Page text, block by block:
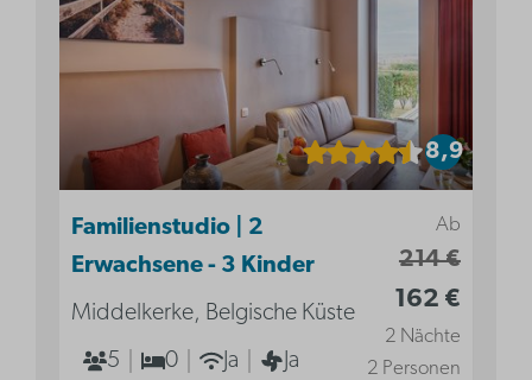
8,9
Ab
214 €
162 €
2 Nächte
2 Personen
Familienstudio | 2
Erwachsene - 3 Kinder
Middelkerke, Belgische Küste
5
0 Ja
Ja